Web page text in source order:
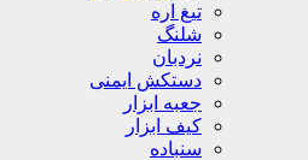
تیغ اره
شلنگ
نردبان
دستکش ایمنی
جعبه ابزار
کیف ابزار
سنباده